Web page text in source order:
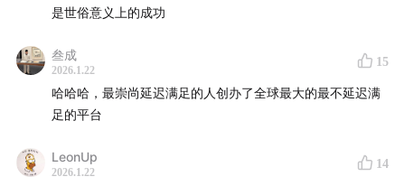
是世俗意义上的成功
叁成
2026.1.22
15
哈哈哈，最崇尚延迟满足的人创办了全球最大的最不延迟满
足的平台
LeonUp
2026.1.22
14